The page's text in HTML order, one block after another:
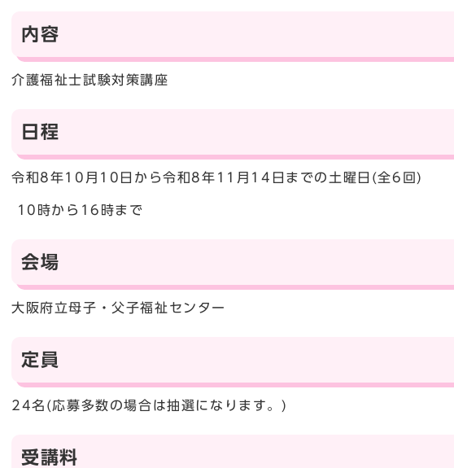
内容
介護福祉士試験対策講座
日程
令和8年10月10日から令和8年11月14日までの土曜日(全6回)
10時から16時まで
会場
大阪府立母子・父子福祉センター
定員
24名(応募多数の場合は抽選になります。)
受講料